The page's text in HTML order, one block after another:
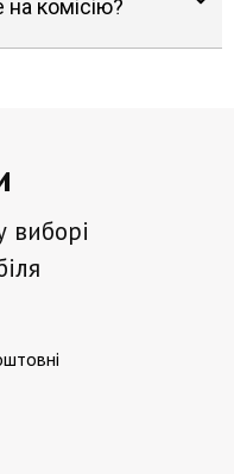
на комісію?
виборі